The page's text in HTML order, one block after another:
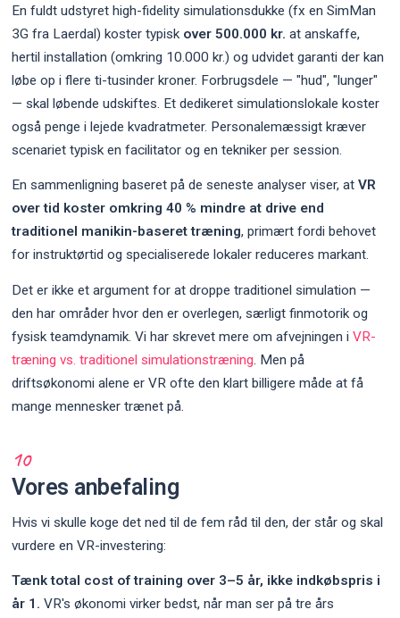
En fuldt udstyret high-fidelity simulationsdukke (fx en SimMan
3G fra Laerdal) koster typisk over 500.000 kr. at anskaffe,
hertil installation (omkring 10.000 kr.) og udvidet garanti der kan
løbe op i flere ti-tusinder kroner. Forbrugsdele — "hud", "lunger"
— skal løbende udskiftes. Et dedikeret simulationslokale koster
også penge i lejede kvadratmeter. Personalemæssigt kræver
scenariet typisk en facilitator og en tekniker per session.
En sammenligning baseret på de seneste analyser viser, atVR
over tid koster omkring 40 % mindre at drive end
traditionel manikin-baseret træning, primært fordi behovet
for instruktørtid og specialiserede lokaler reduceres markant.
Det er ikke et argument for at droppe traditionel simulation —
den har områder hvor den er overlegen, særligt finmotorik og
fysisk teamdynamik. Vi har skrevet mere om afvejningen iVR-
træning vs. traditionel simulationstræning. Men på
driftsøkonomi alene er VR ofte den klart billigere måde at få
mange mennesker trænet på.
Vores anbefaling
Hvis vi skulle koge det ned til de fem råd til den, der står og skal
vurdere en VR-investering:
Tænk total cost of training over 3–5 år, ikke indkøbspris i
år 1. VR's økonomi virker bedst, når man ser på tre års